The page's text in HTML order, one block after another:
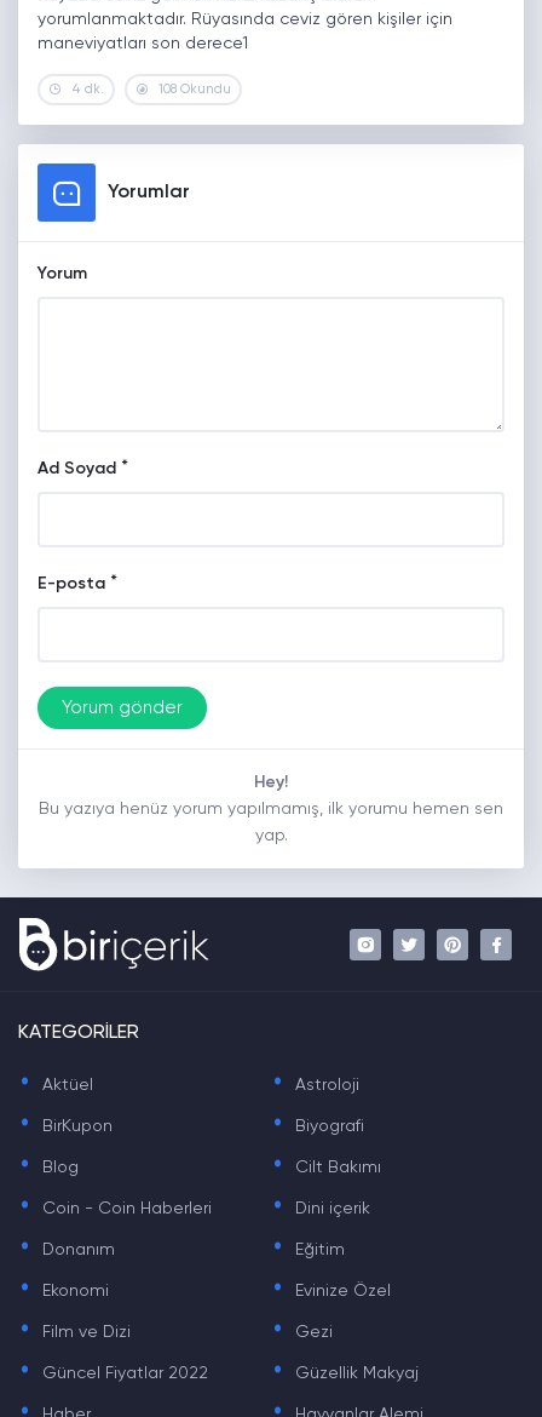
yorumlanmaktadır. Rüyasında ceviz gören kişiler için
maneviyatları son derece1
4 dk. 108 Okundu
Yorumlar
Yorum
Ad Soyad *
E-posta *
Hey!
Bu yazıya henüz yorum yapılmamış, ilk yorumu hemen sen
yap.
KATEGORİLER
. Aktüel . Astroloji
. BirKupon . Biyografi
. Blog . Cilt Bakımı
. Coin - Coin Haberleri . Dini içerik
. Donanım . Eğitim
. Ekonomi . Evinize Özel
. Film ve Dizi . Gezi
. Güncel Fiyatlar 2022 . Güzellik Makyaj
. .